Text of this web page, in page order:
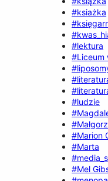
#ksiażka
#lektura
#Liceum
#ludzie
#Marion
#Marta
#Mel